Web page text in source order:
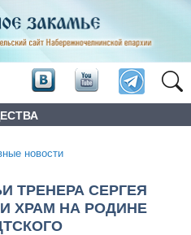
новости
ТРЕНЕРА СЕРГЕЯ
ХРАМ НА РОДИНЕ